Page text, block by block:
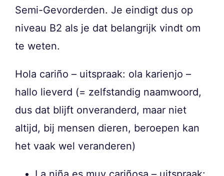
Semi-Gevorderden. Je eindigt dus op
niveau B2 als je dat belangrijk vindt om
te weten.
Hola cariño – uitspraak: ola karienjo –
hallo lieverd (= zelfstandig naamwoord,
dus dat blijft onveranderd, maar niet
altijd, bij mensen dieren, beroepen kan
het vaak wel veranderen)